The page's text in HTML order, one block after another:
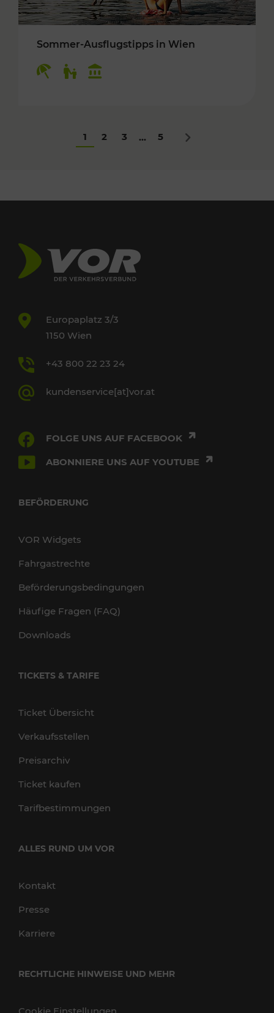
Sommer-Ausflugstipps in Wien
1 2 3 ... 5 Nächstes
Europaplatz 3/3
1150 Wien
+43 800 22 23 24
kundenservice[at]vor.at
FOLGE UNS AUF FACEBOOK
ABONNIERE UNS AUF YOUTUBE
BEFÖRDERUNG
VOR Widgets
Fahrgastrechte
Beförderungsbedingungen
Häufige Fragen (FAQ)
Downloads
TICKETS & TARIFE
Ticket Übersicht
Verkaufsstellen
Preisarchiv
Ticket kaufen
Tarifbestimmungen
ALLES RUND UM VOR
Kontakt
Presse
Karriere
RECHTLICHE HINWEISE UND MEHR